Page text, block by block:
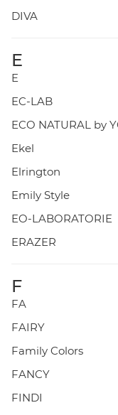
DIVA
E
E
EC-LAB
ECO NATURAL by
Ekel
Elrington
Emily Style
EO-LABORATORIE
ERAZER
F
FA
FAIRY
Family Colors
FANCY
FINDI